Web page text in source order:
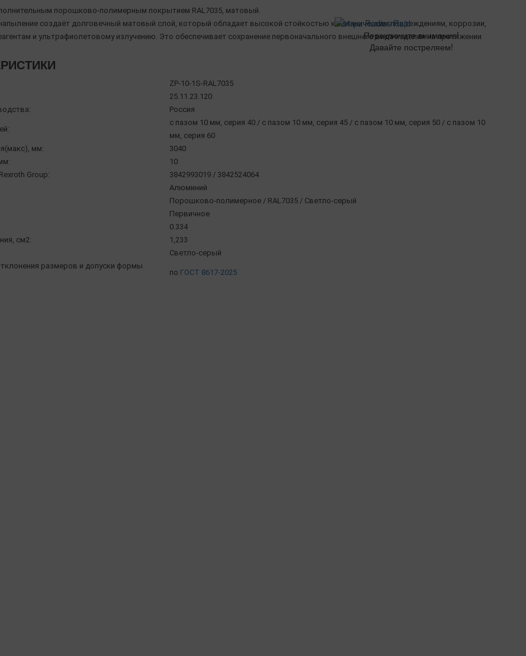
порошково-полимерным покрытием RAL7035, матовый.
создаёт долговечный матовый слой, который обладает высокой стойкостью к механическим повреждениям, коррозии,
и ультрафиолетовому излучению. Это обеспечивает сохранение первоначального внешнего вида изделия на протяжении
ZP-10-1S-RAL7035
25.11.23.120
Россия
с пазом 10 мм, серия 40 / с пазом 10 мм, серия 45 / с пазом 10 мм, серия 50 / с пазом 10
мм, серия 60
мм:
3040
10
Group:
3842993019 / 3842524064
Алюминий
Порошково-полимерное / RAL7035 / Светло-серый
Первичное
0.334
см2:
1,233
Светло-серый
размеров и допуски формы
по ГОСТ 8617-2025
Переключите внимание!
Давайте постреляем!